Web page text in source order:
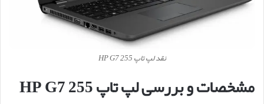
نقد لپ تاپ HP G7 255
مشخصات و بررسی لپ تاپ HP G7 255